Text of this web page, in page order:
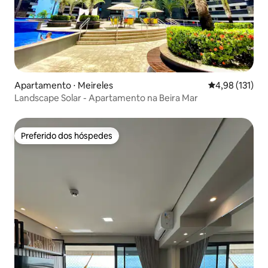
Apartamento ⋅ Meireles 4,98 de uma
4,98 (131)
Landscape Solar - Apartamento na Beira Mar
Preferido dos hóspedes
Preferido dos hóspedes